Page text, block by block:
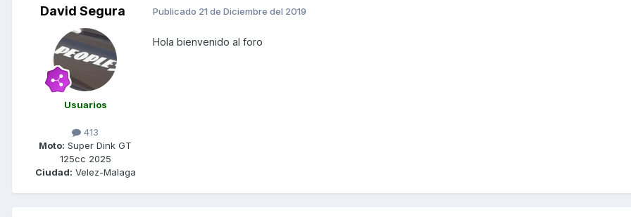
David Segura
Usuarios
413
Moto: Super Dink GT
125cc 2025
Ciudad: Velez-Malaga
Publicado 21 de Diciembre del 2019
Hola bienvenido al foro